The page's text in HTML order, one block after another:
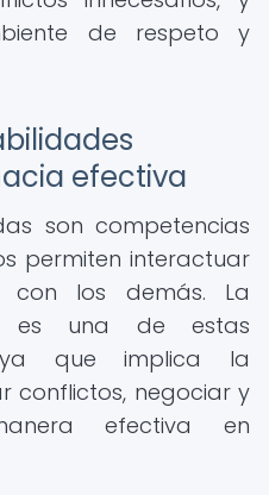
de respeto y
efectiva
son competencias
permiten interactuar
con los demás. La
es una de estas
ya que implica la
conflictos, negociar y
efectiva en